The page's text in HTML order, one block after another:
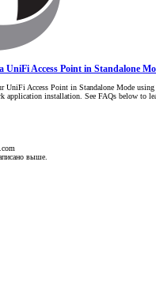
UniFi Access Point in Standalone
UniFi Access Point in Standalone Mode
application installation. See FAQs below to
выше.